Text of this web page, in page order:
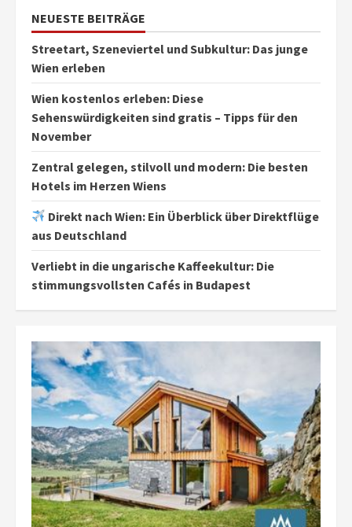
NEUESTE BEITRÄGE
Streetart, Szeneviertel und Subkultur: Das junge
Wien erleben
Wien kostenlos erleben: Diese
Sehenswürdigkeiten sind gratis – Tipps für den
November
Zentral gelegen, stilvoll und modern: Die besten
Hotels im Herzen Wiens
Direkt nach Wien: Ein Überblick über Direktflüge
aus Deutschland
Verliebt in die ungarische Kaffeekultur: Die
stimmungsvollsten Cafés in Budapest